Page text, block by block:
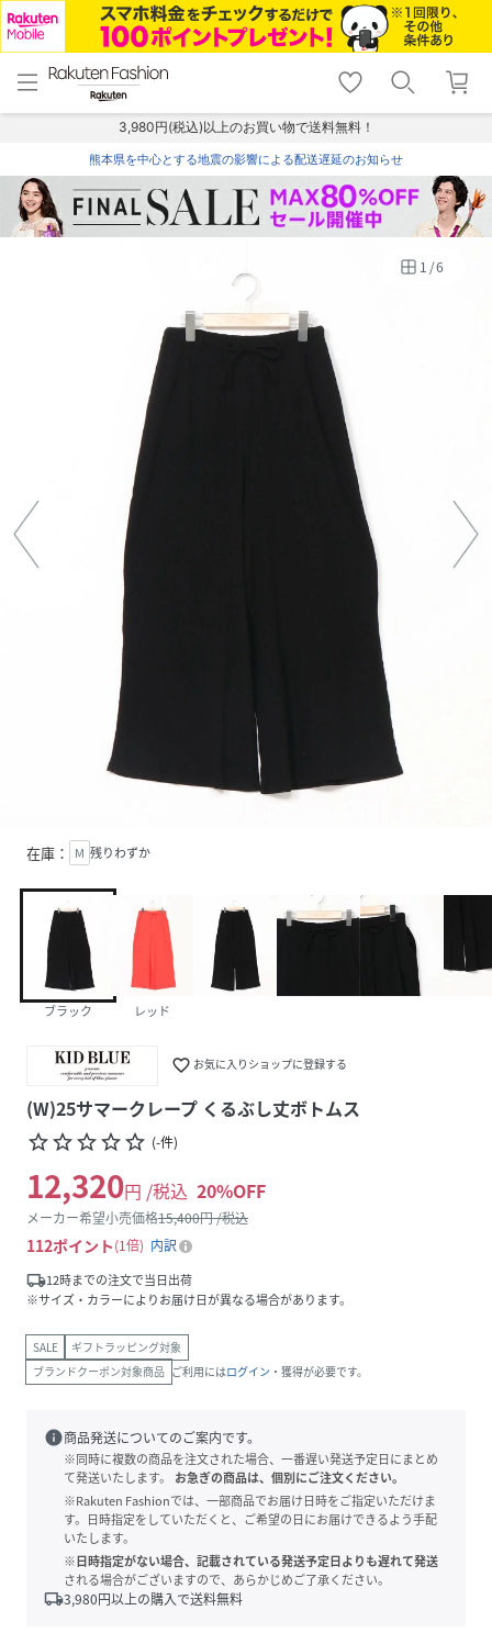
menu home
トップ
shopping_cart lock_outline
ログイン
3,980円(税込)以上のお買い物で送料無料！
熊本県を中心とする地震の影響による配送遅延のお知らせ
1 /6
在庫： M 残りわずか
ブラック レッド
favorite_border お気に入りショップに登録する
(W)25サマークレープ くるぶし丈ボトムス
star_borderstar_borderstar_borderstar_borderstar_border (-件)
12,320円 /税込 20%OFF
メーカー希望小売価格15,400円 /税込
112ポイント 1倍
内訳
local_shipping12時までの注文で当日出荷
※サイズ・カラーによりお届け日が異なる場合があります。
SALE
ギフトラッピング対象
ブランドクーポン対象商品 ご利用にはログイン ・獲得が必要です。
info商品発送についてのご案内です。
※同時に複数の商品を注文された場合、一番遅い発送予定日にまとめ
て発送いたします。
お急ぎの商品は、個別にご注文ください。
※Rakuten Fashionでは、一部商品でお届け日時をご指定いただけま
す。日時指定をしていただくと、ご希望の日にお届けできるよう手配
いたします。
※日時指定がない場合、記載されている発送予定日よりも遅れて発送
される場合がございますので、あらかじめご了承ください。
local_shipping3,980円以上の購入で送料無料